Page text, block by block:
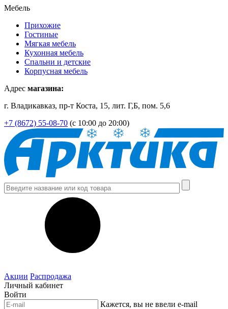
Мебель
Прихожие
Гостиные
Мягкая мебель
Кухонная мебель
Спальни и детские
Корпусная мебель
Адрес магазина:
г. Владикавказ, пр-т Коста, 15, лит. Г,Б, пом. 5,6
+7 (8672) 55-08-70 (с 10:00 до 20:00)
Акции Распродажа
Личный кабинет
Войти
Кажется, вы не ввели e-mail